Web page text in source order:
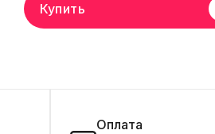
Купить
Оплата